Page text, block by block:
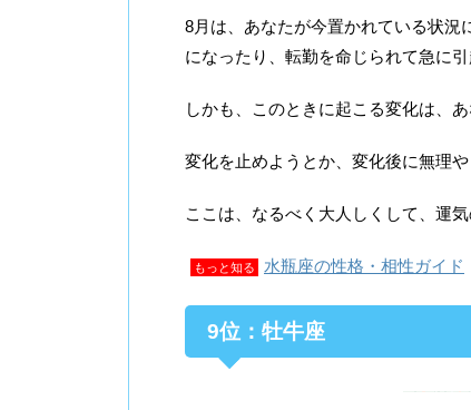
8月は、あなたが今置かれている状況
になったり、転勤を命じられて急に
しかも、このときに起こる変化は、
変化を止めようとか、変化後に無理
ここは、なるべく大人しくして、運
もっと知る 水瓶座の性格・相性ガイド
9位：牡牛座